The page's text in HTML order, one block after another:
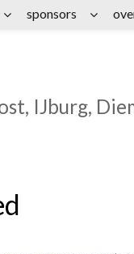
IJburg,
sponsors